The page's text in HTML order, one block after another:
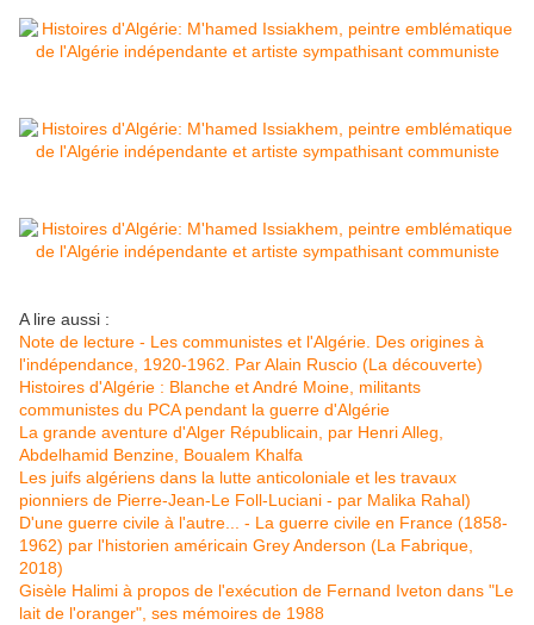
A lire aussi :
Note de lecture - Les communistes et l'Algérie. Des origines à
l'indépendance, 1920-1962. Par Alain Ruscio (La découverte)
Histoires d'Algérie : Blanche et André Moine, militants
communistes du PCA pendant la guerre d'Algérie
La grande aventure d'Alger Républicain, par Henri Alleg,
Abdelhamid Benzine, Boualem Khalfa
Les juifs algériens dans la lutte anticoloniale et les travaux
pionniers de Pierre-Jean-Le Foll-Luciani - par Malika Rahal)
D'une guerre civile à l'autre... - La guerre civile en France (1858-
1962) par l'historien américain Grey Anderson (La Fabrique,
2018)
Gisèle Halimi à propos de l'exécution de Fernand Iveton dans "Le
lait de l'oranger", ses mémoires de 1988